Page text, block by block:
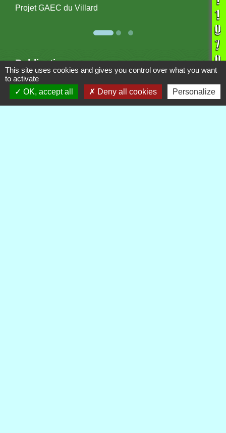
Projet GAEC du Villard
Publications
This site uses cookies and gives you control over what you want
to activate
OK, accept all
Deny all cookies Personalize